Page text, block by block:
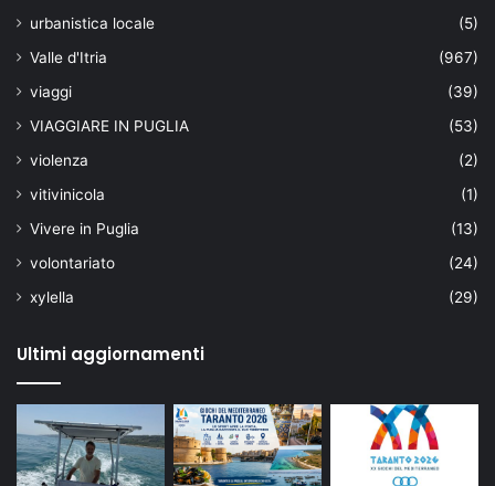
urbanistica locale
(5)
Valle d'Itria
(967)
viaggi
(39)
VIAGGIARE IN PUGLIA
(53)
violenza
(2)
vitivinicola
(1)
Vivere in Puglia
(13)
volontariato
(24)
xylella
(29)
Ultimi aggiornamenti